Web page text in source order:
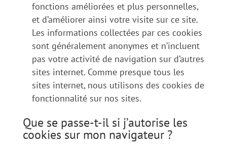
fonctions améliorées et plus personnelles,
et d’améliorer ainsi votre visite sur ce site.
Les informations collectées par ces cookies
sont généralement anonymes et n’incluent
pas votre activité de navigation sur d’autres
sites internet. Comme presque tous les
sites internet, nous utilisons des cookies de
fonctionnalité sur nos sites.
Que se passe-t-il si j’autorise les
cookies sur mon navigateur ?